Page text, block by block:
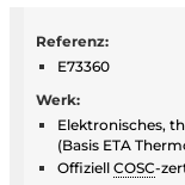
Referenz:
E73360
Werk:
Elektronisches,
(Basis ETA
Offiziell COSC-